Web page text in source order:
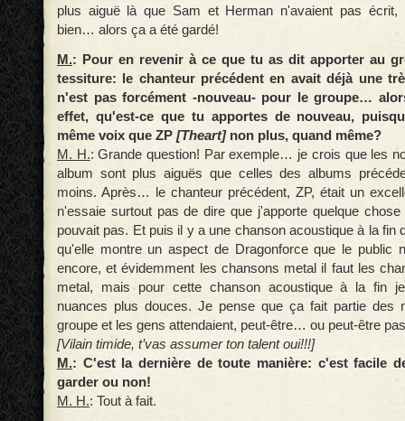
plus aiguë là que Sam et Herman n'avaient pas écrit,
bien… alors ça a été gardé!
M.: Pour en revenir à ce que tu as dit apporter au
tessiture: le chanteur précédent en avait déjà une
n'est pas forcément -nouveau- pour le groupe…
effet, qu'est-ce que tu apportes de nouveau,
même voix que ZP [Theart] non plus, quand même?
M. H.: Grande question! Par exemple… je crois que les
album sont plus aiguës que celles des albums
moins. Après… le chanteur précédent, ZP, était un
n'essaie surtout pas de dire que j'apporte quelque
pouvait pas. Et puis il y a une chanson acoustique à la fin
qu'elle montre un aspect de Dragonforce que le public
encore, et évidemment les chansons metal il faut les
metal, mais pour cette chanson acoustique à la fin
nuances plus douces. Je pense que ça fait partie des
groupe et les gens attendaient, peut-être… ou peut-être
[Vilain timide, t’vas assumer ton talent oui!!!]
M.: C'est la dernière de toute manière: c'est facile
garder ou non!
M. H.: Tout à fait.